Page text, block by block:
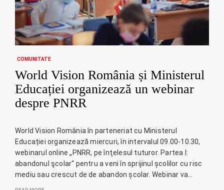
COMUNITATE
World Vision România și Ministerul
Educației organizează un webinar
despre PNRR
World Vision România în parteneriat cu Ministerul
Educației organizează miercuri, în intervalul 09.00-10.30,
webinarul online „PNRR, pe înţelesul tuturor. Partea I:
abandonul şcolar“ pentru a veni în sprijinul școlilor cu risc
mediu sau crescut de de abandon școlar. Webinar va…